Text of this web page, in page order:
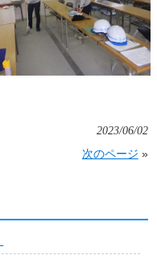
2023/06/02
次のページ »